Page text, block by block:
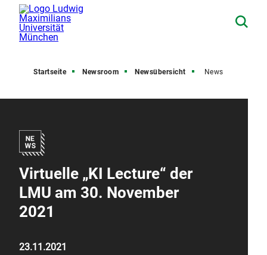
Startseite Newsroom Newsübersicht News
Virtuelle „KI Lecture“ der
LMU am 30. November
2021
23.11.2021